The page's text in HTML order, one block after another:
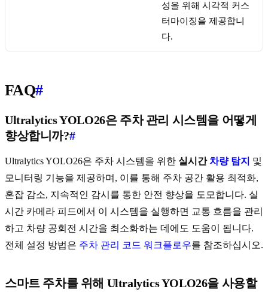
성을 위해 시각적 커스
터마이징을 제공합니
다.
FAQ#
Ultralytics YOLO26은 주차 관리 시스템을 어떻게
향상합니까?#
Ultralytics YOLO26은 주차 시스템을 위한 실시간 차량 탐지 및
모니터링 기능을 제공하며, 이를 통해 주차 공간 활용 최적화,
혼잡 감소, 지속적인 감시를 통한 안전 향상을 도모합니다. 실
시간 카메라 피드에서 이 시스템을 실행하면 교통 흐름을 관리
하고 차량 공회전 시간을 최소화하는 데에도 도움이 됩니다.
전체 설정 방법은 주차 관리 코드 워크플로우를 참조하십시오.
스마트 주차를 위해 Ultralytics YOLO26을 사용할